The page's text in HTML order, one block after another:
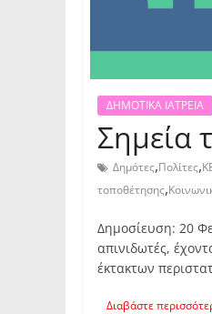
ΔΗΜΟΤΙΚΑ ΙΑΤΡΕΙΑ
Σημεία
Δημότες,Πολίτες,
τοποθέτησης,
Δημοσίευση: 20
απινιδωτές,
έκτακτων
Διαβάστε